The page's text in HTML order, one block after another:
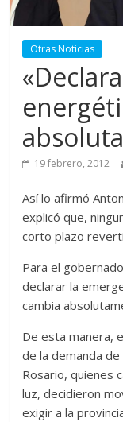
Otras Noticias
19 febrero, 2012
Así lo afirmó
explicó que,
corto plazo
Para el
declarar la
cambia
De esta manera,
de la demanda
Rosario, quienes
luz, decidieron
exigir a la